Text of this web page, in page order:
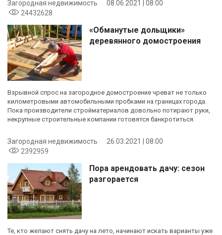
Загородная недвижимость
08.06.2021 | 08:00
24432628
«Обманутые дольщики»
деревянного домостроения
Взрывной спрос на загородное домостроение чреват не только
километровыми автомобильными пробками на границах города.
Пока производители стройматериалов довольно потирают руки,
некрупные строительные компании готовятся банкротиться.
Загородная недвижимость
26.03.2021 | 08:00
2392959
Пора арендовать дачу: сезон
разгорается
Те, кто желают снять дачу на лето, начинают искать варианты уже